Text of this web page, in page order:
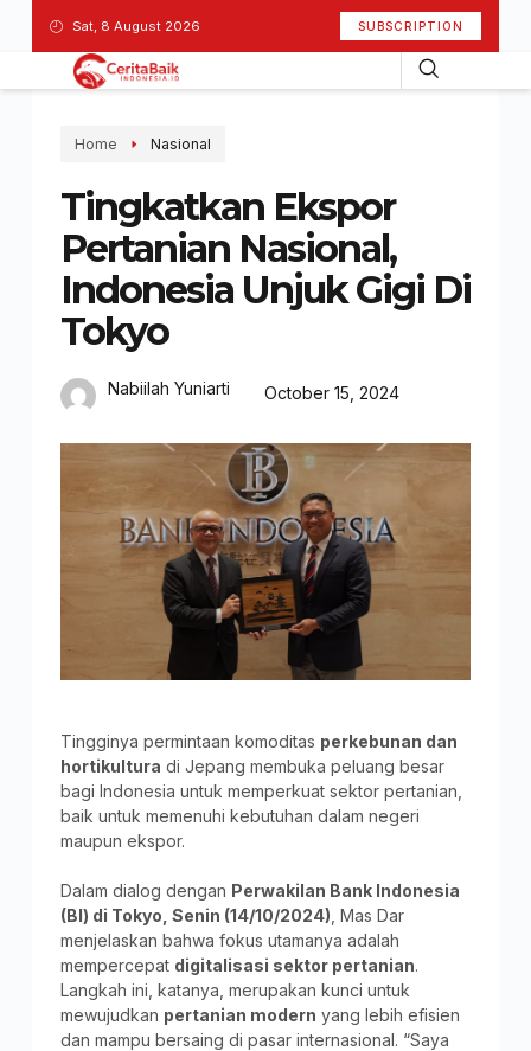
Sat, 8 August 2026 SUBSCRIPTION
Home Nasional
Tingkatkan Ekspor
Pertanian Nasional,
Indonesia Unjuk Gigi Di
Tokyo
Nabiilah Yuniarti October 15, 2024
Tingginya permintaan komoditas perkebunan dan
hortikultura di Jepang membuka peluang besar
bagi Indonesia untuk memperkuat sektor pertanian,
baik untuk memenuhi kebutuhan dalam negeri
maupun ekspor.
Dalam dialog dengan Perwakilan Bank Indonesia
(BI) di Tokyo, Senin (14/10/2024) , Mas Dar
menjelaskan bahwa fokus utamanya adalah
mempercepat digitalisasi sektor pertanian.
Langkah ini, katanya, merupakan kunci untuk
mewujudkan pertanian modern yang lebih efisien
dan mampu bersaing di pasar internasional. “Saya